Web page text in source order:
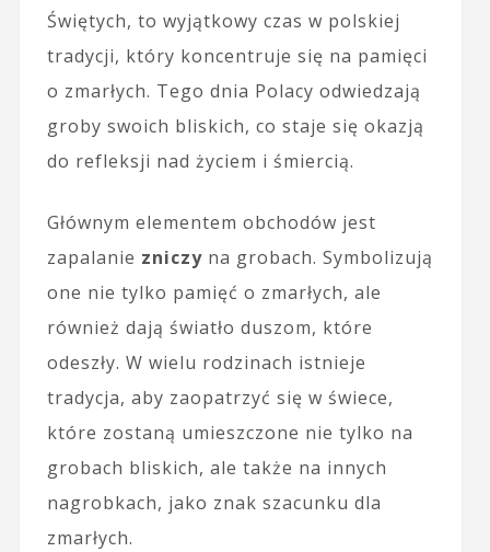
Świętych, to wyjątkowy czas w polskiej
tradycji, który koncentruje się na pamięci
o zmarłych. Tego dnia Polacy odwiedzają
groby swoich bliskich, co staje się okazją
do refleksji nad życiem i śmiercią.
Głównym elementem obchodów jest
zapalanie zniczyna grobach. Symbolizują
one nie tylko pamięć o zmarłych, ale
również dają światło duszom, które
odeszły. W wielu rodzinach istnieje
tradycja, aby zaopatrzyć się w świece,
które zostaną umieszczone nie tylko na
grobach bliskich, ale także na innych
nagrobkach, jako znak szacunku dla
zmarłych.